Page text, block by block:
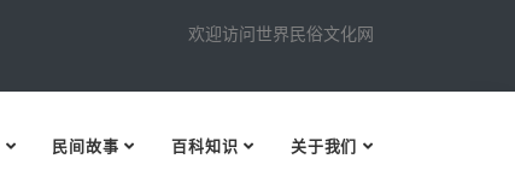
欢迎访问世界民俗文化网
民间故事 百科知识 关于我们